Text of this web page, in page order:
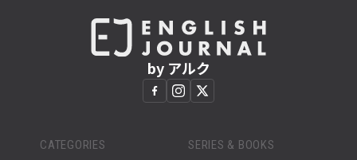
by アルク
CATEGORIES SERIES & BOOKS